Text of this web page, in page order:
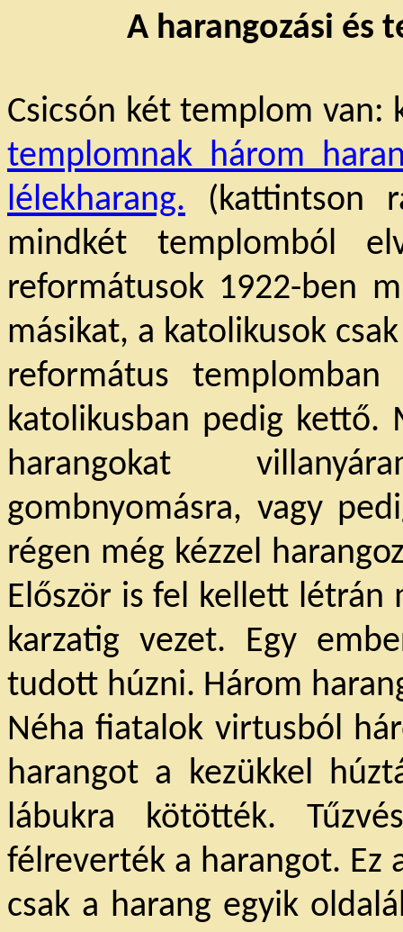
A harangozási és
Csicsón két templom
templomnak három
lélekharang. (kattintson
mindkét templomból
reformátusok 1922-ben
másikat, a katolikusok
református
katolikusban pedig kettő.
harangokat
gombnyomásra, vagy
régen még kézzel
Először is fel kellett létrán
karzatig vezet. Egy
tudott húzni. Három
Néha fiatalok virtusból
harangot a kezükkel
lábukra kötötték.
félreverték a harangot. Ez
csak a harang egyik